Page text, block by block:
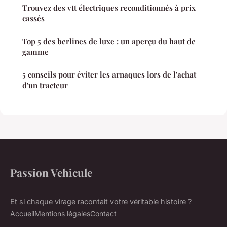
Trouvez des vtt électriques reconditionnés à prix
cassés
Top 5 des berlines de luxe : un aperçu du haut de
gamme
5 conseils pour éviter les arnaques lors de l'achat
d'un tracteur
Passion Vehicule
Et si chaque virage racontait votre véritable histoire ?
AccueilMentions légalesContact